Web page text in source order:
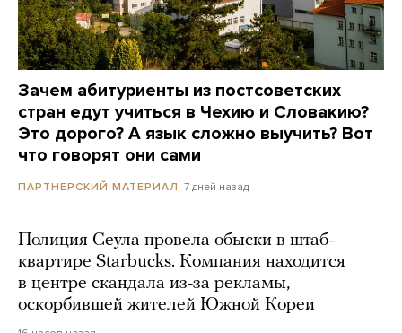
Зачем абитуриенты из постсоветских
стран едут учиться в Чехию и Словакию?
Это дорого? А язык сложно выучить? Вот
что говорят они сами
ПАРТНЕРСКИЙ МАТЕРИАЛ 7 дней назад
Полиция Сеула провела обыски в штаб-
квартире Starbucks. Компания находится
в центре скандала из-за рекламы,
оскорбившей жителей Южной Кореи